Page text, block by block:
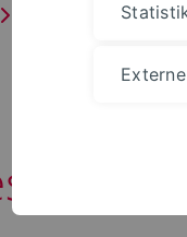
Nachrichten